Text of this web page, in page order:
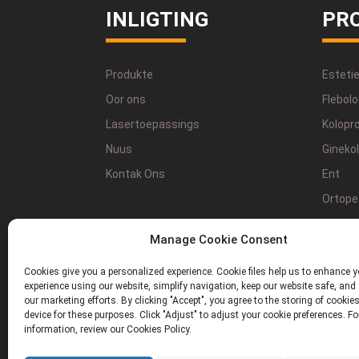
INLIGTING
Produkte
Oor ons
Lasertoepassings
Nuus
Kontak Ons
Ent
Manage Cookie Consent
Cookies give you a personalized experience. Cookie files help us to enhance
experience using our website, simplify navigation, keep our website safe,
our marketing efforts. By clicking "Accept", you agree to the storing of
device for these purposes. Click "Adjust" to adjust your cookie preferences.
information, review our Cookies Policy.